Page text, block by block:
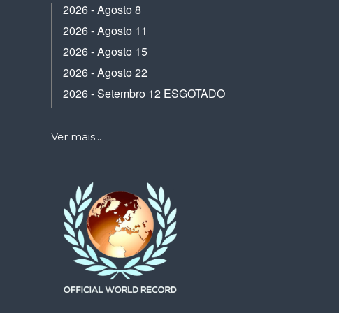
2026 - Agosto 8
2026 - Agosto 11
2026 - Agosto 15
2026 - Agosto 22
2026 - Setembro 12 ESGOTADO
Ver mais...